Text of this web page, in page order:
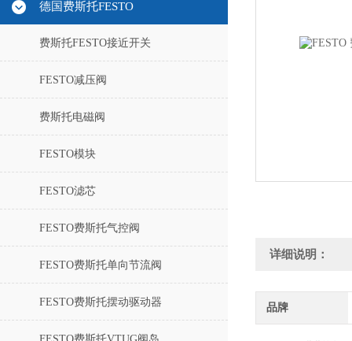
德国费斯托FESTO
费斯托FESTO接近开关
FESTO减压阀
费斯托电磁阀
FESTO模块
FESTO滤芯
FESTO费斯托气控阀
FESTO费斯托单向节流阀
FESTO费斯托摆动驱动器
详细说明：
品牌